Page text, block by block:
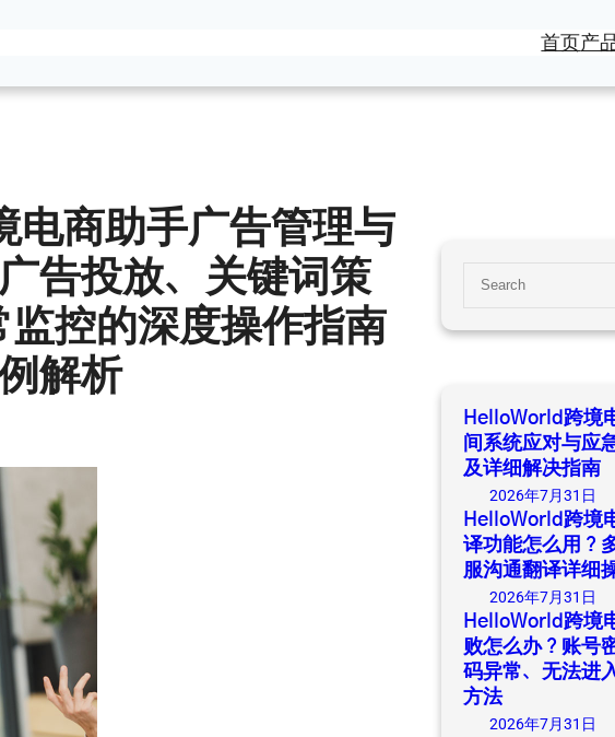
首页产
商助手广告管理与
告投放、关键词策
监控的深度操作指南
解析
a
h
HelloWorld跨境
间系统应对与应
及详细解决指南
2026年7月31日
HelloWorld跨境
译功能怎么用？
服沟通翻译详细
2026年7月31日
HelloWorld跨境
败怎么办？账号
码异常、无法进
方法
2026年7月31日